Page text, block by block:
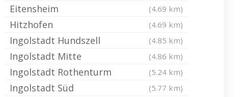
Eitensheim (4.69 km)
Hitzhofen (4.69 km)
Ingolstadt Hundszell (4.85 km)
Ingolstadt Mitte (4.86 km)
Ingolstadt Rothenturm (5.24 km)
Ingolstadt Süd (5.77 km)